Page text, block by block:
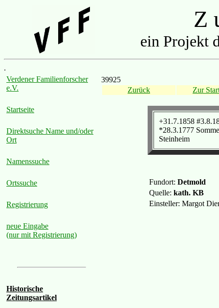
Z
ein Projekt
.
Verdener Familienforscher
e.V.
Startseite
Direktsuche Name und/oder
Ort
Namenssuche
Ortssuche
Registrierung
neue Eingabe
(nur mit Registrierung)
Historische
Zeitungsartikel
39925
Zurück
Zur
+31.7.1858
*28.3.1777
Steinheim
Fundort: Detmold
Quelle: kath. KB
Einsteller: Margot